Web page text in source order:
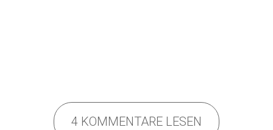
4 KOMMENTARE LESEN